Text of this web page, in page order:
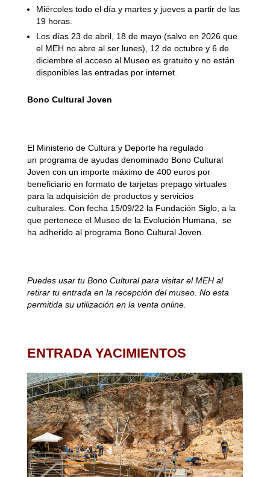
Miércoles todo el día y martes y jueves a partir de las
19 horas.
Los días 23 de abril, 18 de mayo (salvo en 2026 que
el MEH no abre al ser lunes), 12 de octubre y 6 de
diciembre el acceso al Museo es gratuito y no están
disponibles las entradas por internet.
Bono Cultural Joven
El Ministerio de Cultura y Deporte ha regulado
un programa de ayudas denominado Bono Cultural
Joven con un importe máximo de 400 euros por
beneficiario en formato de tarjetas prepago virtuales
para la adquisición de productos y servicios
culturales. Con fecha 15/09/22 la Fundación Siglo, a la
que pertenece el Museo de la Evolución Humana, se
ha adherido al programa Bono Cultural Joven.
Puedes usar tu Bono Cultural para visitar el MEH al
retirar tu entrada en la recepción del museo. No esta
permitida su utilización en la venta online.
ENTRADA YACIMIENTOS